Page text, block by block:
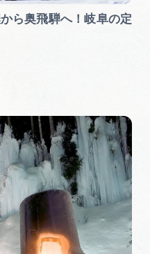
ら奥飛騨へ！岐阜の定